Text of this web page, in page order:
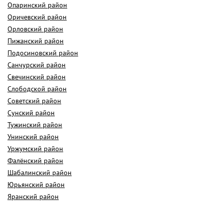
Опаринский район
Оричевский район
Орловский район
Пижанский район
Подосиновский район
Санчурский район
Свечинский район
Слободской район
Советский район
Сунский район
Тужинский район
Унинский район
Уржумский район
Фалёнский район
Шабалинский район
Юрьянский район
Яранский район